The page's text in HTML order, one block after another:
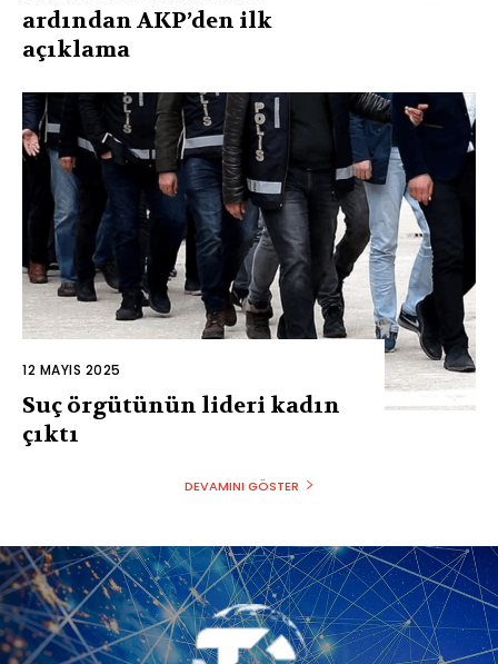
ardından AKP’den ilk
açıklama
12 MAYIS 2025
Suç örgütünün lideri kadın
çıktı
DEVAMINI GÖSTER